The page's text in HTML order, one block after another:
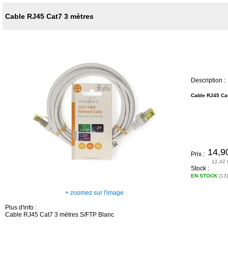
Cable RJ45 Cat7 3 mètres
+ zoomez sur l'image
Description :
Cable RJ45
Prix :
12,42
Stock :
EN STOCK (13)
Plus d'info :
Cable RJ45 Cat7 3 mètres S/FTP Blanc